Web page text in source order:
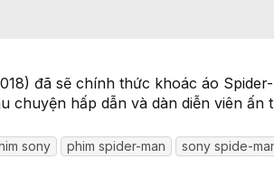
đã sẽ chính thức khoác áo
hấp dẫn và dàn diễn viên ấn
sony phim spider-man sony spide-